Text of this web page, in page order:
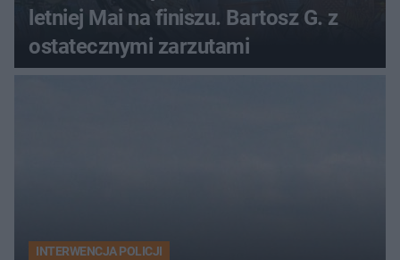
letniej Mai na finiszu. Bartosz G. z
ostatecznymi zarzutami
INTERWENCJA POLICJI